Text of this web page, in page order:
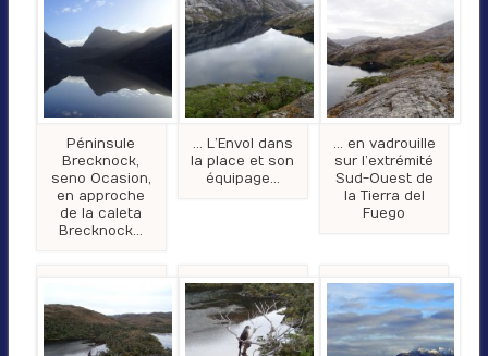
Péninsule
Brecknock,
seno Ocasion,
en approche
de la caleta
Brecknock…
… L’Envol dans
la place et son
équipage…
… en vadrouille
sur l’extrémité
Sud-Ouest de
la Tierra del
Fuego